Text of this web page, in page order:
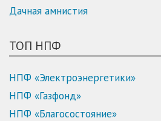
Дачная амнистия
ТОП НПФ
НПФ «Электроэнергетики»
НПФ «Газфонд»
НПФ «Благосостояние»